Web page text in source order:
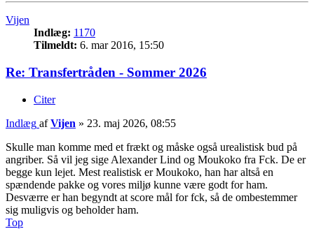
Vijen
Indlæg: 1170
Tilmeldt: 6. mar 2016, 15:50
Re: Transfertråden - Sommer 2026
Citer
Indlæg afVijen » 23. maj 2026, 08:55
Skulle man komme med et frækt og måske også urealistisk bud på
angriber. Så vil jeg sige Alexander Lind og Moukoko fra Fck. De er
begge kun lejet. Mest realistisk er Moukoko, han har altså en
spændende pakke og vores miljø kunne være godt for ham.
Desværre er han begyndt at score mål for fck, så de ombestemmer
sig muligvis og beholder ham.
Top